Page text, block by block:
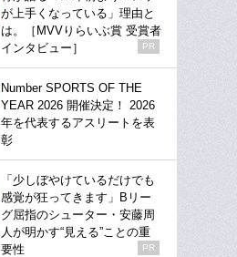
が上手くなっている」理由と
は。［MVVりらいぶ賞 受賞者
インタビュー］
PR
Number SPORTS OF THE
YEAR 2026 開催決定！ 2026
年を代表するアスリートを表
彰
「少しぼやけているだけでも
感覚が狂ってきます」Bリー
グ屈指のシューター・安藤周
人が明かす“見える”ことの重
要性
PR